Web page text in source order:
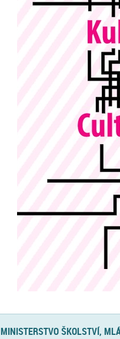
MINISTERSTVO ŠKOLSTVÍ,